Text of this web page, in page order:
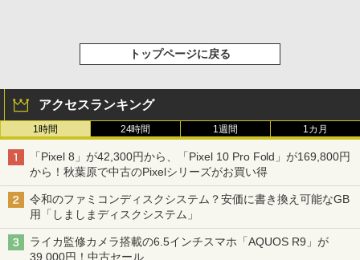
トップページに戻る
アクセスランキング
1時間 24時間 1週間 1カ月
「Pixel 8」が42,300円から、「Pixel 10 Pro Fold」が169,800円
から！秋葉原で中古のPixelシリーズがお買い得
令和のファミコンディスクシステム？安価に書き換え可能なGB
用「しましまディスクシステム」
ライカ監修カメラ搭載の6.5インチスマホ「AQUOS R9」が
39,000円！中古セール